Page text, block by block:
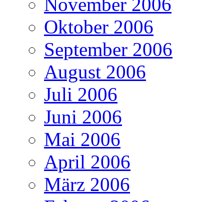
Oktober 2006
September 2006
August 2006
Juli 2006
Juni 2006
Mai 2006
April 2006
März 2006